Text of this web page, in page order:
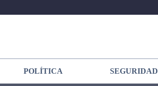
POLÍTICA SEGURIDAD